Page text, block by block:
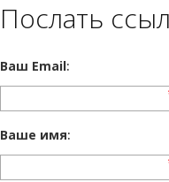
Послать
Ваш Email:
Ваше имя: